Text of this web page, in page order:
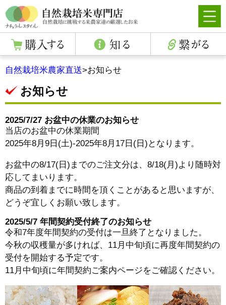
自然栽培米農家直送>お知らせ
お知らせ
2025/7/27 お盆中の休業のお知らせ
当店のお盆中の休業期間
2025年8月9日(土)-2025年8月17日(日)となります。
お盆中の8/17(日)までのご注文分は、8/18(月)より随時対
応してまいります。
商品の到着までに時間を頂くことがあると思いますが、
どうぞ宜しくお願い致します。
2025/5/7 年間契約受付終了のお知らせ
令和7年度年間契約の受付は一旦終了となりました。
今秋の収穫量が多ければ、11月中旬頃に再度年間契約の
受付を開始する予定です。
11月中旬頃に年間契約ご案内ページをご確認ください。